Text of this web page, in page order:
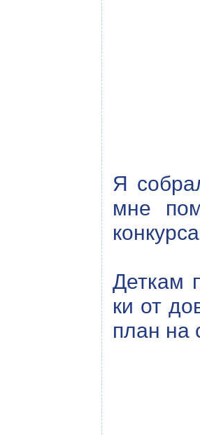
Я
мне
Деткам
ки от
план на